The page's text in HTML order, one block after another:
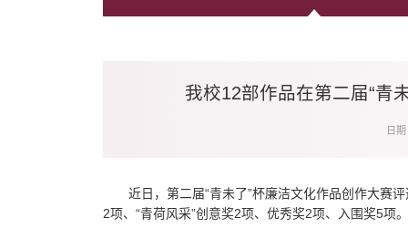
我校12部作品在第二届“青
日
近日，第二届“青未了”杯廉洁文化作品创作大赛
2项、“青荷风采”创意奖2项、优秀奖2项、入围奖5项